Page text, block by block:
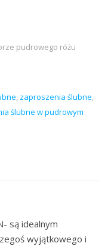
pudrowego różu
, zaproszenia ślubne,
ślubne w pudrowym
są idealnym
wyjątkowego i